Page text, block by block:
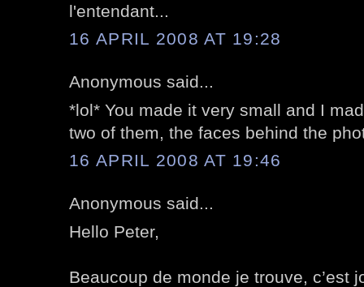
l'entendant...
16 APRIL 2008 AT 19:28
Anonymous said...
*lol* You made it very small and I
two of them, the faces behind the
16 APRIL 2008 AT 19:46
Anonymous said...
Hello Peter,
Beaucoup de monde je trouve, c’est